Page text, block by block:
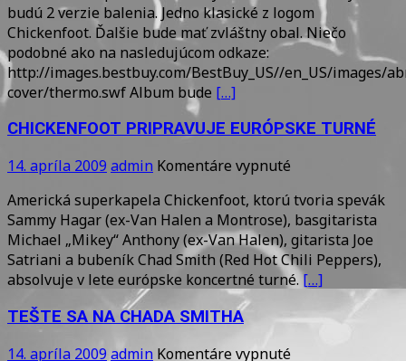
V
PREDPREDAJI
budú 2 verzie balenia. Jedno klasické z logom
Chickenfoot. Ďalšie bude mať zvláštny obal. Niečo
podobné ako na nasledujúcom odkaze:
http://images.bestbuy.com/BestBuy_US//en_US/images/
cover/thermo.swf Album bude […]
CHICKENFOOT PRIPRAVUJE EURÓPSKE TURNÉ
14. apríla 2009 admin Komentáre vypnuté
PRIPRAVUJE
EURÓPSKE
TURNÉ
Americká superkapela Chickenfoot, ktorú tvoria spevák
Sammy Hagar (ex-Van Halen a Montrose), basgitarista
Michael „Mikey“ Anthony (ex-Van Halen), gitarista Joe
Satriani a bubeník Chad Smith (Red Hot Chili Peppers),
absolvuje v lete európske koncertné turné.[…]
TEŠTE SA NA CHADA SMITHA
14. apríla 2009 admin Komentáre vypnuténa